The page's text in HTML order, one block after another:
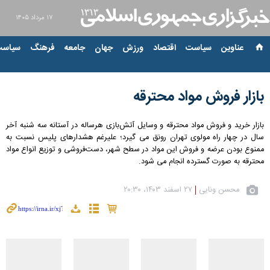
۱۷ مرداد ۱۴۰۵
عناوین‌ سیاست اقتصاد ورزش جهان جامعه فرهنگ
بازار فروش مواد محترقه
بازار خرید و فروش مواد محترقه و وسایل آتش‌بازی هرساله در آستانه سه شنبه آخر
سال در چهار راه مولوی تهران رونق می گیرد؛ علیرغم هشدارهای پلیس نسبت به
ممنوع بودن عرضه و فروش این مواد در سطح شهر، دست‌فروشی و توزیع انواع مواد
محترقه به صورت گسترده انجام می شود.
محسن ونایی ۲۷ اسفند ۱۴۰۳، ۲۰:۳۰